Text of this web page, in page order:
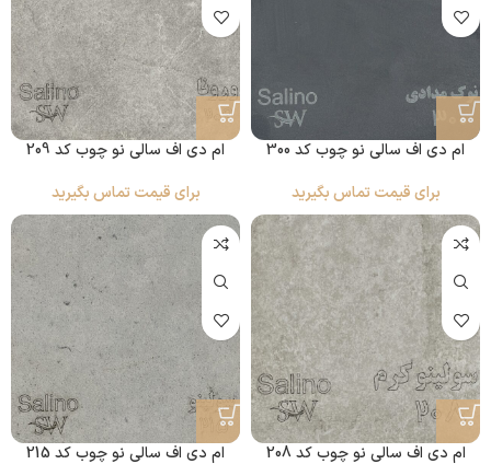
ام دی اف سالی نو چوب کد 300
برای قیمت تماس بگیرید
ام دی اف سالی نو چوب کد 209
برای قیمت تماس بگیرید
ام دی اف سالی نو چوب کد 208
ام دی اف سالی نو چوب کد 215